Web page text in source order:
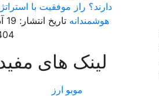
دارند؟ راز موفقیت با
هوشمندانه
لینک های
موبو ارز